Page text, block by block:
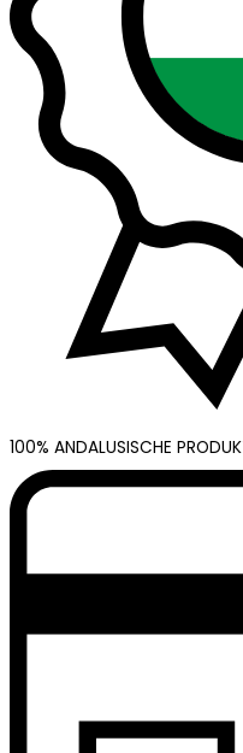
100% ANDALUSISCHE